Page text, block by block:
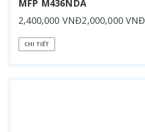
MFP M436NDA
2,400,000 VNĐ2,000,000 VNĐ
CHI TIẾT